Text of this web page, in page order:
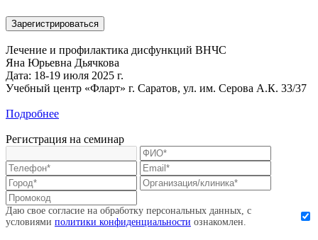
Зарегистрироваться
Лечение и профилактика дисфункций ВНЧС
Яна Юрьевна Дьячкова
Дата: 18-19 июля 2025 г.
Учебный центр «Фларт» г. Саратов, ул. им. Серова А.К. 33/37
Подробнее
Регистрация на семинар
Даю свое согласие на обработку персональных данных, с
условиями политики конфиденциальности ознакомлен.